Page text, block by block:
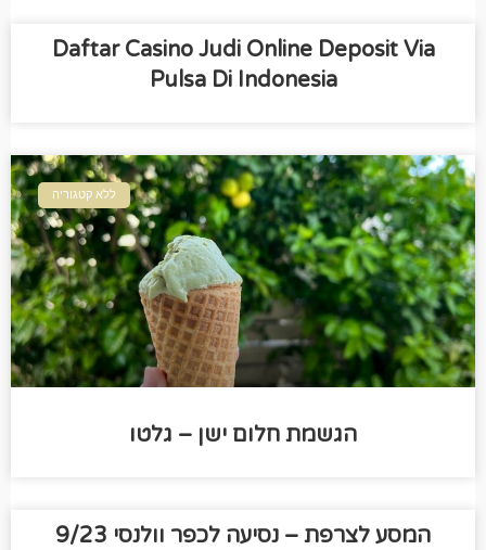
Daftar Casino Judi Online Deposit Via
Pulsa Di Indonesia
ללא קטגוריה
הגשמת חלום ישן – גלטו
המסע לצרפת – נסיעה לכפר וולנסי 9/23